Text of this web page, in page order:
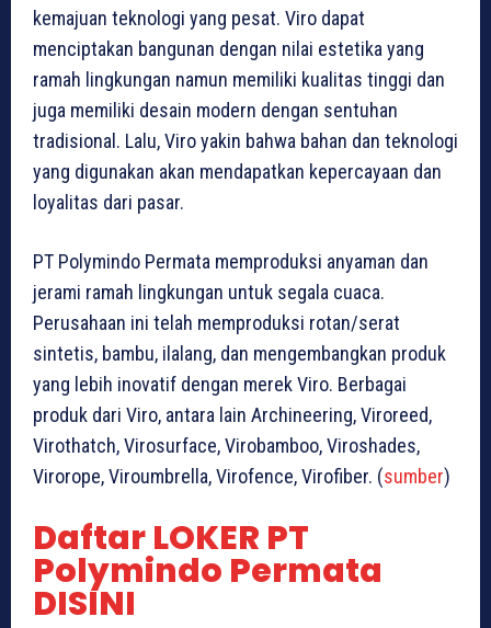
kemajuan teknologi yang pesat. Viro dapat
menciptakan bangunan dengan nilai estetika yang
ramah lingkungan namun memiliki kualitas tinggi dan
juga memiliki desain modern dengan sentuhan
tradisional. Lalu, Viro yakin bahwa bahan dan teknologi
yang digunakan akan mendapatkan kepercayaan dan
loyalitas dari pasar.
PT Polymindo Permata memproduksi anyaman dan
jerami ramah lingkungan untuk segala cuaca.
Perusahaan ini telah memproduksi rotan/serat
sintetis, bambu, ilalang, dan mengembangkan produk
yang lebih inovatif dengan merek Viro. Berbagai
produk dari Viro, antara lain Archineering, Viroreed,
Virothatch, Virosurface, Virobamboo, Viroshades,
Virorope, Viroumbrella, Virofence, Virofiber. (sumber)
Daftar LOKER PT
Polymindo Permata
DISINI